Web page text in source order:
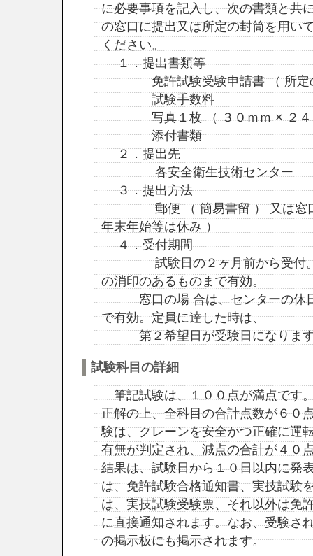
に必要事項を記入し、次の書類と共
の窓口に提出又は所定の封筒を用い
ください。
１．提出書類等
免許試験受験申請書 （ 所定
試験手数料
写真１枚 （ ３０ｍｍ × ２４
添付書類
２．提出先
各安全衛生技術センター
３．提出方法
郵便 （ 簡易書留 ） 又は窓口
年末年始等は休み ）
４．受付期間
試験日の２ヶ月前から受付。
の消印のあるものまで有効。
窓口の場 合は、センターの休日
で有効。定員に達した時は、
第２希望日が受験日になりま
試験科目の詳細
筆記試験は、１００点が満点です
正解の上、全科目の合計点数が６０
験は、クレーンを安全かつ正確に運
有無が判定され、減点の合計が４０
結果は、試験日から１０日以内に
は、免許試験合格通知書、実技試験
は、実技試験受験票、それ以外は免
に直接通知されます。なお、受験さ
の掲示板にも掲示されます。